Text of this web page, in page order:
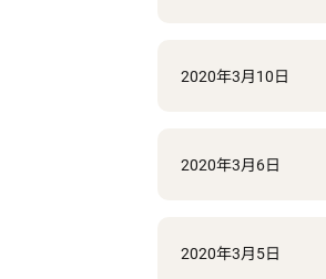
2020年3月10日
2020年3月6日
2020年3月5日